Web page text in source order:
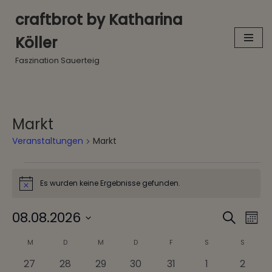
Inhalt
springen
craftbrot by Katharina
Köller
Faszination Sauerteig
Markt
Veranstaltungen Markt
HinweisEs wurden keine Ergebnisse gefunden.
und
Suche
08.08.2026
wählen.
Kalender
von
M D M D F S S
0
27
0
28
0
29
0
30
0
31
01
0
2